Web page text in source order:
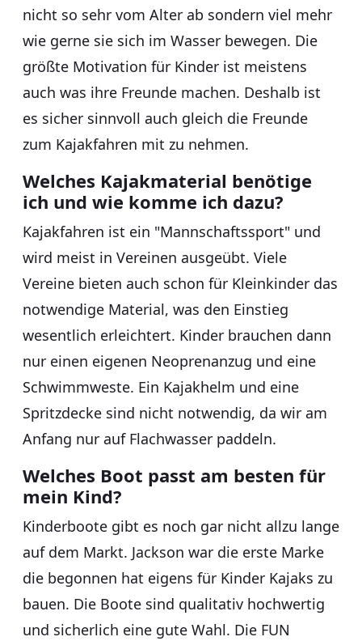
nicht so sehr vom Alter ab sondern viel mehr
wie gerne sie sich im Wasser bewegen. Die
größte Motivation für Kinder ist meistens
auch was ihre Freunde machen. Deshalb ist
es sicher sinnvoll auch gleich die Freunde
zum Kajakfahren mit zu nehmen.
Welches Kajakmaterial benötige
ich und wie komme ich dazu?
Kajakfahren ist ein "Mannschaftssport" und
wird meist in Vereinen ausgeübt. Viele
Vereine bieten auch schon für Kleinkinder das
notwendige Material, was den Einstieg
wesentlich erleichtert. Kinder brauchen dann
nur einen eigenen Neoprenanzug und eine
Schwimmweste. Ein Kajakhelm und eine
Spritzdecke sind nicht notwendig, da wir am
Anfang nur auf Flachwasser paddeln.
Welches Boot passt am besten für
mein Kind?
Kinderboote gibt es noch gar nicht allzu lange
auf dem Markt. Jackson war die erste Marke
die begonnen hat eigens für Kinder Kajaks zu
bauen. Die Boote sind qualitativ hochwertig
und sicherlich eine gute Wahl. Die FUN